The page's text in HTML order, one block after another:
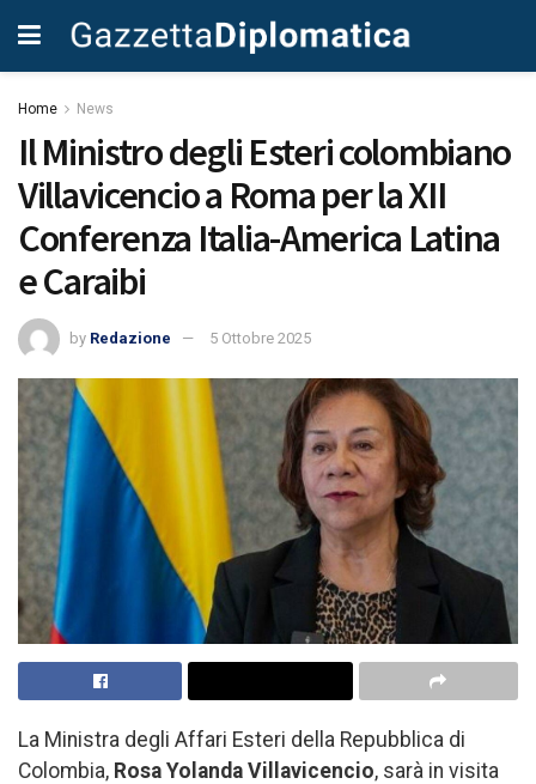
Home News
Il Ministro degli Esteri colombiano
Villavicencio a Roma per la XII
Conferenza Italia-America Latina
e Caraibi
by Redazione 5 Ottobre 2025
La Ministra degli Affari Esteri della Repubblica di
Colombia, Rosa Yolanda Villavicencio, sarà in visita